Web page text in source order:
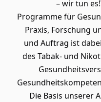
– wir tun
Programme für
Praxis, Forschung
und Auftrag ist
des Tabak- und
Die Basis unserer